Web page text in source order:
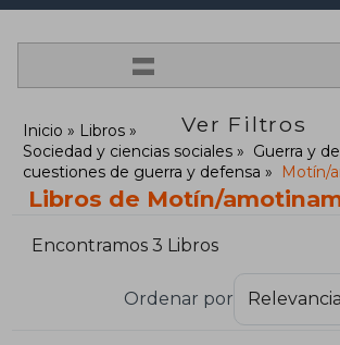
=
Ver Filtros
Inicio
Libros
Sociedad y ciencias sociales
Guerra y
cuestiones de guerra y defensa
Motín/
Libros de Motín/
Encontramos 3 Libros
Ordenar por